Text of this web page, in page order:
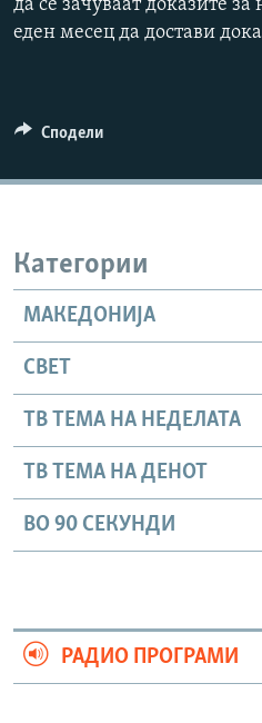
да се зачуваат доказите
еден месец да достави
Сподели
Категории
МАКЕДОНИЈА
СВЕТ
ТВ ТЕМА НА НЕДЕЛАТА
ТВ ТЕМА НА ДЕНОТ
ВО 90 СЕКУНДИ
РАДИО ПРОГРАМИ